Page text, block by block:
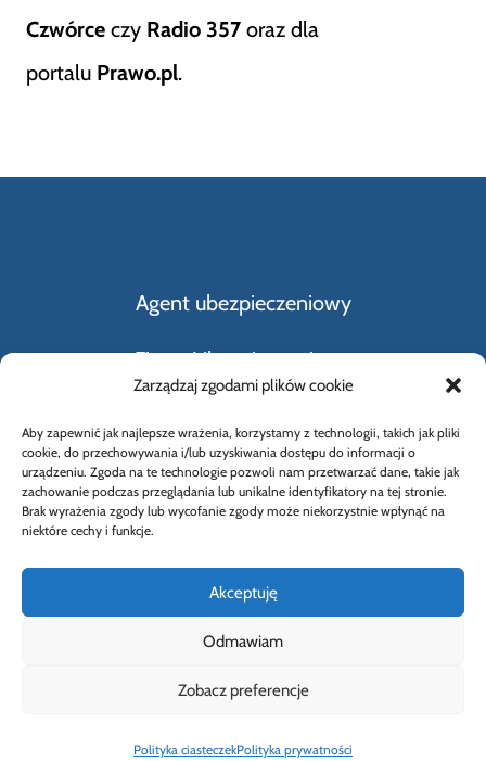
Zarządzaj zgodami plików cookie
Aby zapewnić jak najlepsze wrażenia, korzystamy z technologii, takich jak pliki
cookie, do przechowywania i/lub uzyskiwania dostępu do informacji o
urządzeniu. Zgoda na te technologie pozwoli nam przetwarzać dane, takie jak
zachowanie podczas przeglądania lub unikalne identyfikatory na tej stronie.
Brak wyrażenia zgody lub wycofanie zgody może niekorzystnie wpłynąć na
niektóre cechy i funkcje.
Akceptuję
Odmawiam
Zobacz preferencje
Polityka ciasteczekPolityka prywatności
Czwórce czy Radio 357 oraz dla
portalu Prawo.pl.
Agent ubezpieczeniowy
Firmy Ubezpieczeniowe
Rodzaje ubezpieczeń
Słownik Pojęć Ubezpieczeniowych
prywatności